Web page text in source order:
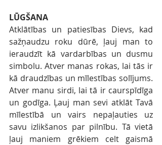
LŪGŠANA
Atklātības un patiesības Dievs, kad
sažņaudzu roku dūrē, ļauj man to
ieraudzīt kā vardarbības un dusmu
simbolu. Atver manas rokas, lai tās ir
kā draudzības un mīlestības solījums.
Atver manu sirdi, lai tā ir caurspīdīga
un godīga. Ļauj man sevi atklāt Tavā
mīlestībā un vairs nepaļauties uz
savu izlikšanos par pilnību. Tā vietā
ļauj maniem grēkiem celt gaismā